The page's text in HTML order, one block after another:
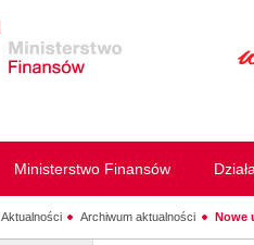
Ministerstwo Finansów
Aktualności Archiwum aktualności Nowe